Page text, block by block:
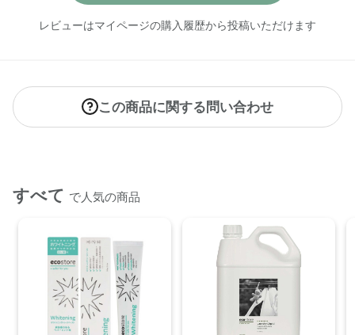
レビューはマイページの購入履歴から投稿いただけます
この商品に関する問い合わせ
すべて で人気の商品